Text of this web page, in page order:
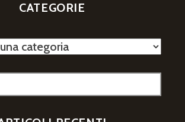
CATEGORIE